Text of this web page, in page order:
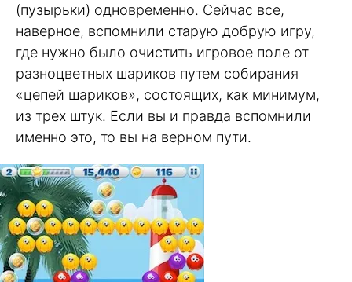
(пузырьки) одновременно. Сейчас все,
наверное, вспомнили старую добрую игру,
где нужно было очистить игровое поле от
разноцветных шариков путем собирания
«цепей шариков», состоящих, как минимум,
из трех штук. Если вы и правда вспомнили
именно это, то вы на верном пути.